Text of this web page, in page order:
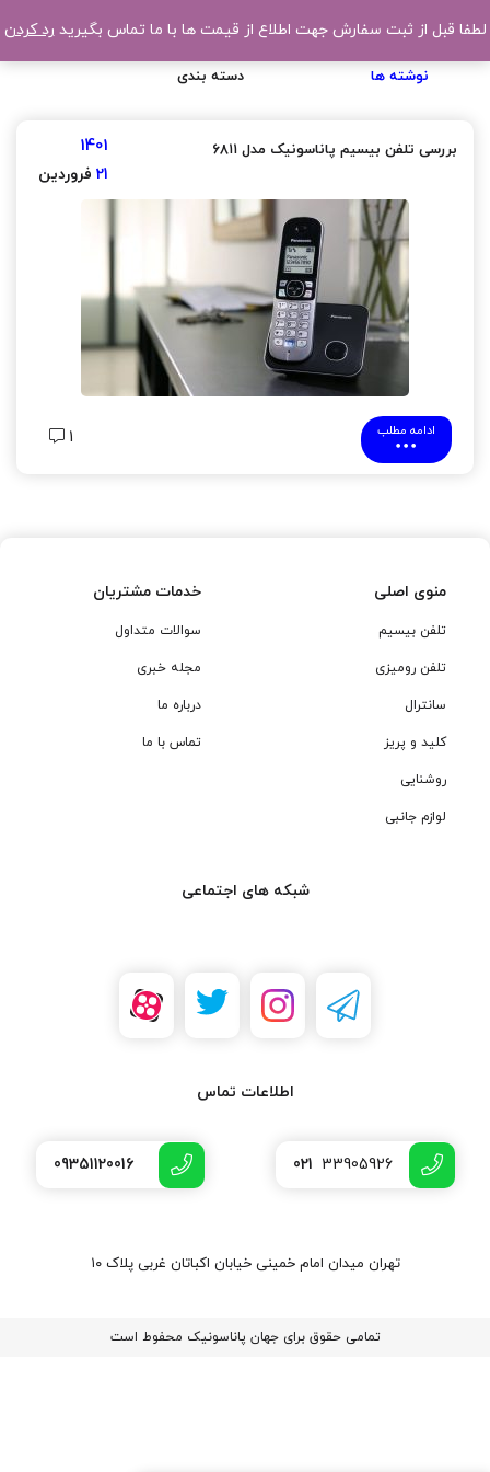
نوشته ها دسته بندی
بررسی تلفن بیسیم پاناسونیک مدل ۶۸۱۱ 1401
21 فروردین
ادامه مطلب 1
منوی اصلی
تلفن بیسیم
تلفن رومیزی
سانترال
کلید و پریز
روشنایی
لوازم جانبی
خدمات مشتریان
سوالات متداول
مجله خبری
درباره ما
تماس با ما
شبکه های اجتماعی
اطلاعات تماس
021 33905926
09351120016
تهران میدان امام خمینی خیابان اکباتان غربی پلاک ۱۰
تمامی حقوق برای جهان پاناسونیک محفوط است
لطفا قبل از ثبت سفارش جهت اطلاع از قیمت ها با ما تماس بگیریدرد کردن